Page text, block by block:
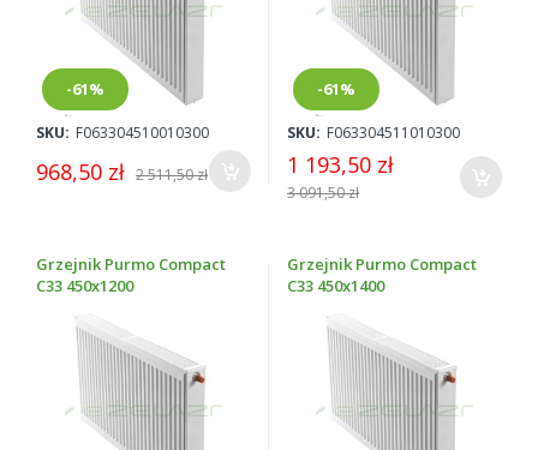
-61%
SKU: F063304510010300
968,50 zł 2 511,50 zł
-61%
SKU: F063304511010300
1 193,50 zł
3 091,50 zł
Grzejnik Purmo Compact
C33 450x1200
Grzejnik Purmo Compact
C33 450x1400